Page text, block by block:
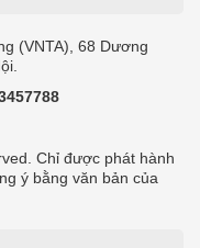
(VNTA), 68 Dương
Chỉ được phát hành
ý bằng văn bản của